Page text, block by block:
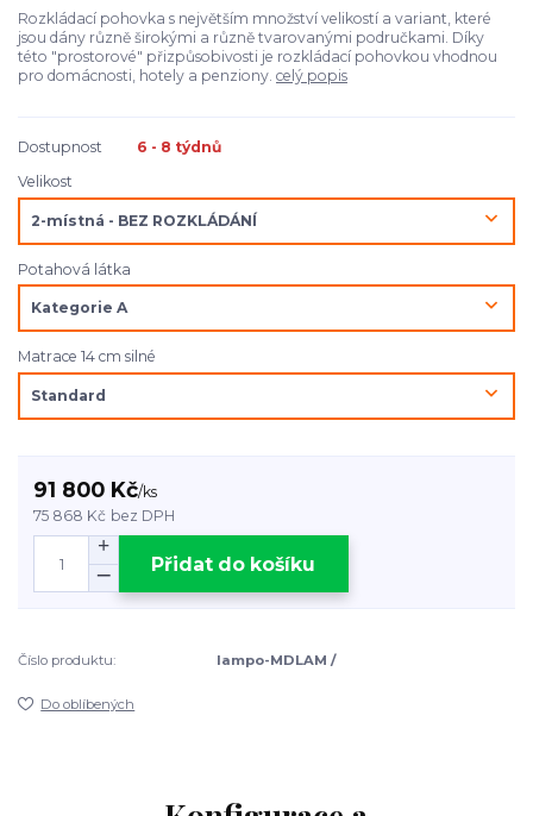
Rozkládací pohovka s největším množství velikostí a variant, které
jsou dány různě širokými a různě tvarovanými područkami. Díky
této "prostorové" přizpůsobivosti je rozkládací pohovkou vhodnou
pro domácnosti, hotely a penziony. celý popis
Dostupnost
6 - 8 týdnů
Velikost
Potahová látka
Matrace 14 cm silné
91 800 Kč/ks
75 868 Kč bez DPH
Přidat do košíku
Číslo produktu: lampo-MDLAM /
Do oblíbených